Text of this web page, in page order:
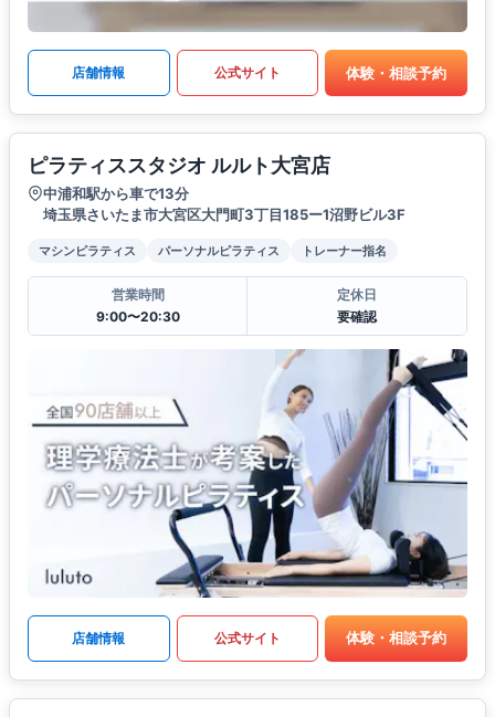
店舗情報 公式サイト 体験・相談予約
ピラティススタジオ ルルト大宮店
中浦和駅から車で13分
埼玉県さいたま市大宮区大門町3丁目185ー1沼野ビル3F
マシンピラティス パーソナルピラティス トレーナー指名
営業時間
9:00〜20:30
定休日
要確認
店舗情報 公式サイト 体験・相談予約